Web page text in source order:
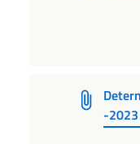
-2023